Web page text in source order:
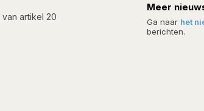
artikel 20
Meer
Ga naar het
berichten.